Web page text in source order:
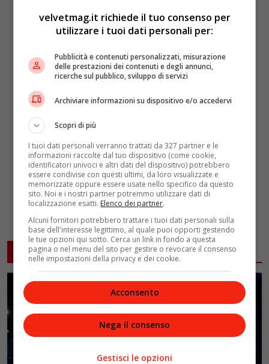
ARTICOLI CORRELATI
velvetmag.it richiede il tuo consenso per
utilizzare i tuoi dati personali per:
Pubblicità e contenuti personalizzati, misurazione
delle prestazioni dei contenuti e degli annunci,
ricerche sul pubblico, sviluppo di servizi
Archiviare informazioni su dispositivo e/o accedervi
Scopri di più
I tuoi dati personali verranno trattati da 327 partner e le
informazioni raccolte dal tuo dispositivo (come cookie,
identificatori univoci e altri dati del dispositivo) potrebbero
essere condivise con questi ultimi, da loro visualizzate e
memorizzate oppure essere usate nello specifico da questo
sito. Noi e i nostri partner potremmo utilizzare dati di
localizzazione esatti. Elenco dei partner.
Alcuni fornitori potrebbero trattare i tuoi dati personali sulla
base dell'interesse legittimo, al quale puoi opporti gestendo
le tue opzioni qui sotto. Cerca un link in fondo a questa
pagina o nel menu del sito per gestire o revocare il consenso
nelle impostazioni della privacy e dei cookie.
Acconsento
Nega il consenso
Gestisci le opzioni